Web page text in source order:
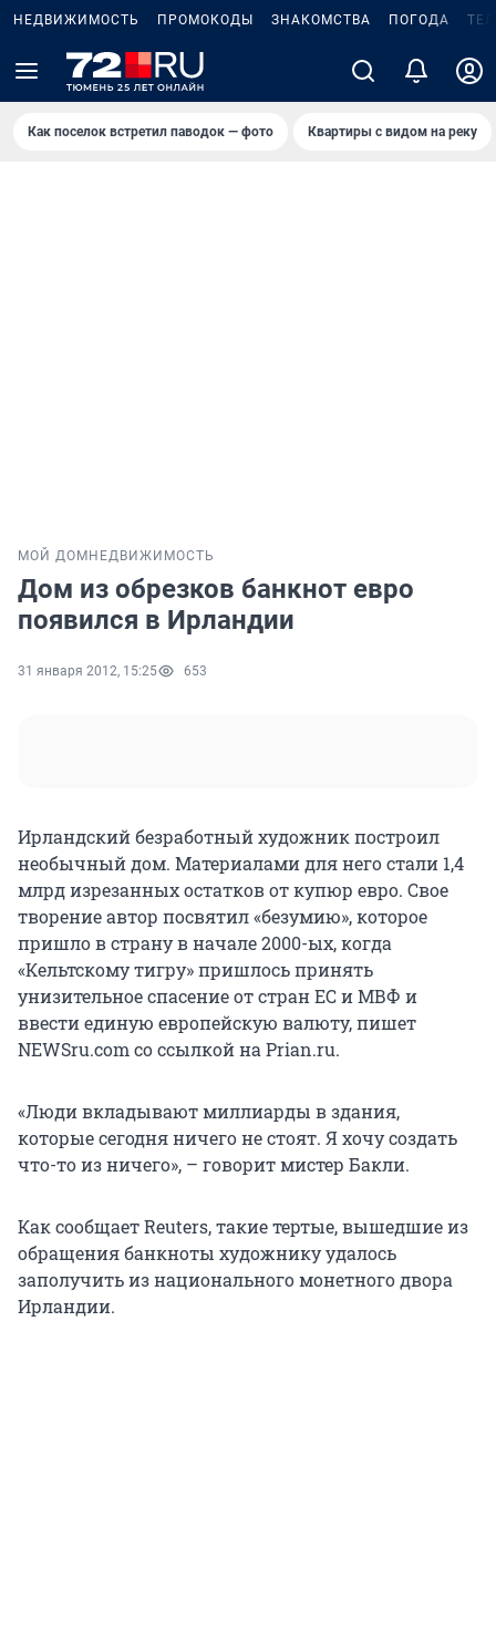
НЕДВИЖИМОСТЬ ПРОМОКОДЫ ЗНАКОМСТВА ПОГОДА
Как поселок встретил паводок — фото Квартиры с видом на реку
МОЙ ДОМ НЕДВИЖИМОСТЬ
Дом из обрезков банкнот евро
появился в Ирландии
31 января 2012, 15:25 653
Ирландский безработный художник построил
необычный дом. Материалами для него стали 1,4
млрд изрезанных остатков от купюр евро. Свое
творение автор посвятил «безумию», которое
пришло в страну в начале 2000-ых, когда
«Кельтскому тигру» пришлось принять
унизительное спасение от стран ЕС и МВФ и
ввести единую европейскую валюту, пишет
NEWSru.com со ссылкой на Prian.ru.
«Люди вкладывают миллиарды в здания,
которые сегодня ничего не стоят. Я хочу создать
что-то из ничего», – говорит мистер Бакли.
Как сообщает Reuters, такие тертые, вышедшие из
обращения банкноты художнику удалось
заполучить из национального монетного двора
Ирландии.